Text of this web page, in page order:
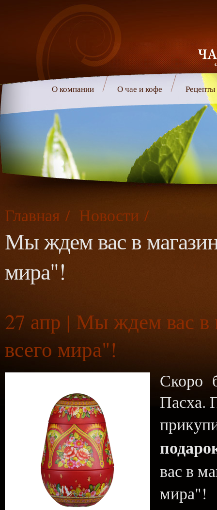
О компании О чае и кофе Рецепты
Главная / Новости /
Мы ждем вас в
мира"!
27 апр | Мы ждем вас
всего мира"!
Скоро
Пасха.
вас в
мира"!